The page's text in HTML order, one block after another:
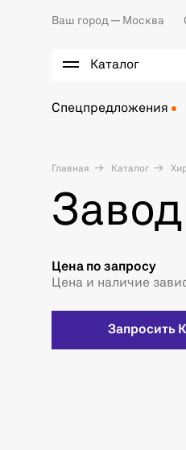
Ваш город — Москва
Каталог
Спецпредложения
Главная Каталог
Цена по запросу
Цена и наличие
Запросить